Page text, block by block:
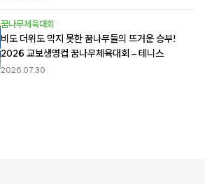
꿈나무체육대회
비도 더위도 막지 못한 꿈나무들의 뜨거운 승부!
2026 교보생명컵 꿈나무체육대회 – 테니스
2026.07.30